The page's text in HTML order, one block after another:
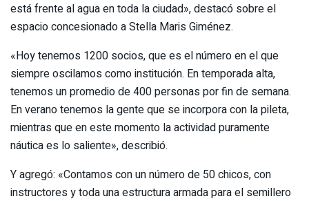
está frente al agua en toda la ciudad», destacó sobre el
espacio concesionado a Stella Maris Giménez.
«Hoy tenemos 1200 socios, que es el número en el que
siempre oscilamos como institución. En temporada alta,
tenemos un promedio de 400 personas por fin de semana.
En verano tenemos la gente que se incorpora con la pileta,
mientras que en este momento la actividad puramente
náutica es lo saliente», describió.
Y agregó: «Contamos con un número de 50 chicos, con
instructores y toda una estructura armada para el semillero